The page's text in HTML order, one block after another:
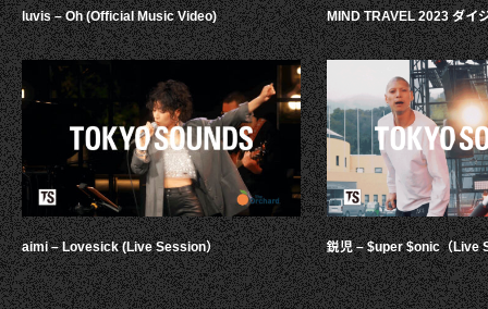
luvis – Oh (Official Music Video)
aimi – Lovesick (Live Session）
MIND TRAVEL 2023 ダイ
鋭児 – $uper $onic（Live